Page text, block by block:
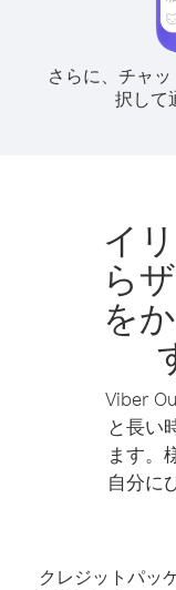
さらに、チャ
択して
イ
ら
を
Viber
と長い
ます。
自分に
クレジットパッ